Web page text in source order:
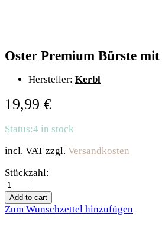
Oster Premium Bürste
Hersteller: Kerbl
19,99 €
Status:4 in stock
incl. VAT zzgl. Versandkosten
Oster
Premium
Bürste
mit
Stückzahl:
Add to cart
Zum Wunschzettel hinzufügen